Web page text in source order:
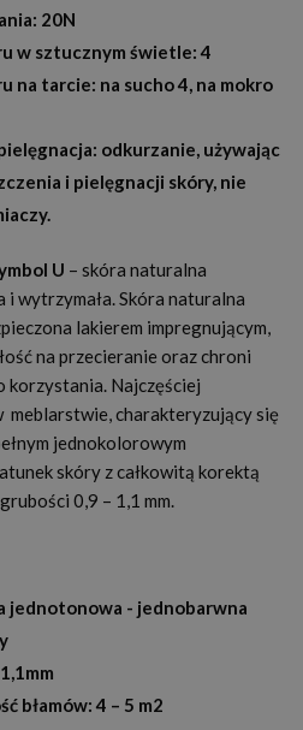
20N
w sztucznym świetle: 4
na tarcie: na sucho 4, na mokro
odkurzanie, używając
i pielęgnacji skóry, nie
U – skóra naturalna
wytrzymała. Skóra naturalna
lakierem impregnującym,
na przecieranie oraz chroni
korzystania. Najczęściej
charakteryzujący się
jednokolorowym
skóry z całkowitą korektą
0,9 – 1,1 mm.
jednotonowa - jednobarwna
błamów: 4 – 5 m2